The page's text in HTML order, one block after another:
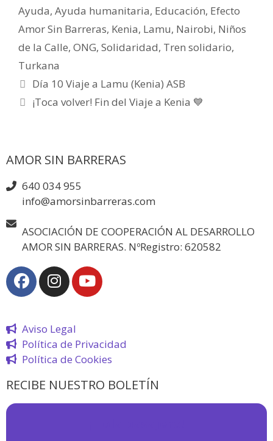
Ayuda, Ayuda humanitaria, Educación, Efecto
Amor Sin Barreras, Kenia, Lamu, Nairobi, Niños
de la Calle, ONG, Solidaridad, Tren solidario,
Turkana
Día 10 Viaje a Lamu (Kenia) ASB
¡Toca volver! Fin del Viaje a Kenia 💙
AMOR SIN BARRERAS
640 034 955
info@amorsinbarreras.com
ASOCIACIÓN DE COOPERACIÓN AL DESARROLLO
AMOR SIN BARRERAS. NºRegistro: 620582
Aviso Legal
Política de Privacidad
Política de Cookies
RECIBE NUESTRO BOLETÍN